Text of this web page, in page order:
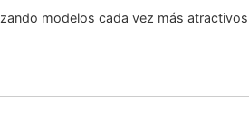
modelos cada vez más